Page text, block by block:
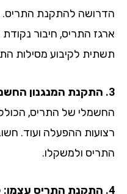
להתקנת התריס.
התריס, חיבור נקודת
לקיבוע מסילות התריס.
של התריס, הכולל את
ההפעלה ועוד. חשוב
ולמשקלו.